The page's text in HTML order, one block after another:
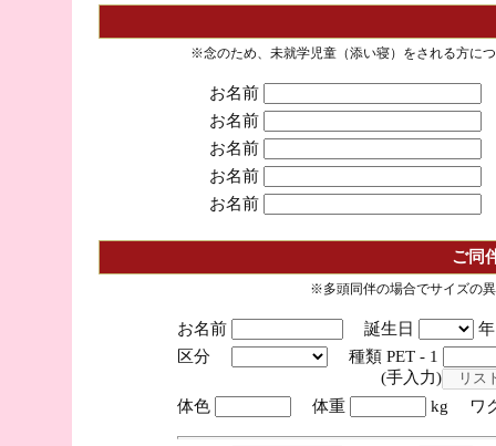
※念のため、未就学児童（添い寝）をされる方に
お名前
お名前
お名前
お名前
お名前
ご同
※多頭同伴の場合でサイズの
お名前 誕生日
区分
種類 PET - 1
(手入力)
体色
体重 kg ワ